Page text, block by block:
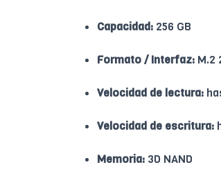
Capacidad: 256 GB
Formato / Interfaz: M.2
Velocidad de lectura:
Velocidad de escritura:
Memoria: 3D NAND